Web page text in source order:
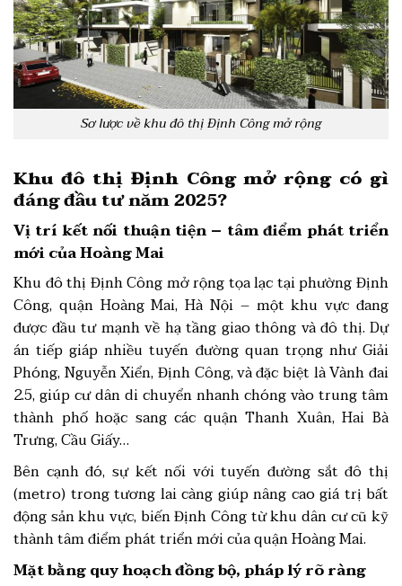
Sơ lược về khu đô thị Định Công mở rộng
Khu đô thị Định Công mở rộng có gì
đáng đầu tư năm 2025?
Vị trí kết nối thuận tiện – tâm điểm phát triển
mới của Hoàng Mai
Khu đô thị Định Công mở rộng tọa lạc tại phường Định
Công, quận Hoàng Mai, Hà Nội – một khu vực đang
được đầu tư mạnh về hạ tầng giao thông và đô thị. Dự
án tiếp giáp nhiều tuyến đường quan trọng như Giải
Phóng, Nguyễn Xiển, Định Công, và đặc biệt là Vành đai
2.5, giúp cư dân di chuyển nhanh chóng vào trung tâm
thành phố hoặc sang các quận Thanh Xuân, Hai Bà
Trưng, Cầu Giấy…
Bên cạnh đó, sự kết nối với tuyến đường sắt đô thị
(metro) trong tương lai càng giúp nâng cao giá trị bất
động sản khu vực, biến Định Công từ khu dân cư cũ kỹ
thành tâm điểm phát triển mới của quận Hoàng Mai.
Mặt bằng quy hoạch đồng bộ, pháp lý rõ ràng